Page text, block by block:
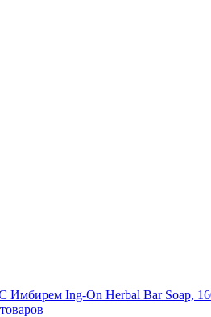
Имбирем Ing-On Herbal Bar Soap,